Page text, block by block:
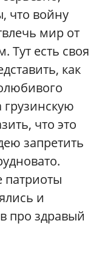
что войну
мир от
Тут есть своя
как
грузинскую
что это
запретить
и
про здравый